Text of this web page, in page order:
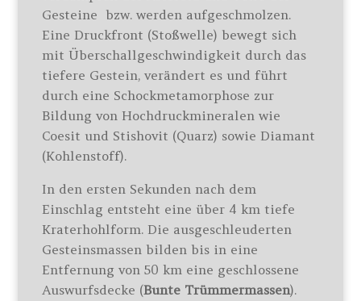
Gesteine bzw. werden aufgeschmolzen.
Eine Druckfront (Stoßwelle) bewegt sich
mit Überschallgeschwindigkeit durch das
tiefere Gestein, verändert es und führt
durch eine Schockmetamorphose zur
Bildung von Hochdruckmineralen wie
Coesit und Stishovit (Quarz) sowie Diamant
(Kohlenstoff).
In den ersten Sekunden nach dem
Einschlag entsteht eine über 4 km tiefe
Kraterhohlform. Die ausgeschleuderten
Gesteinsmassen bilden bis in eine
Entfernung von 50 km eine geschlossene
Auswurfsdecke (Bunte Trümmermassen).